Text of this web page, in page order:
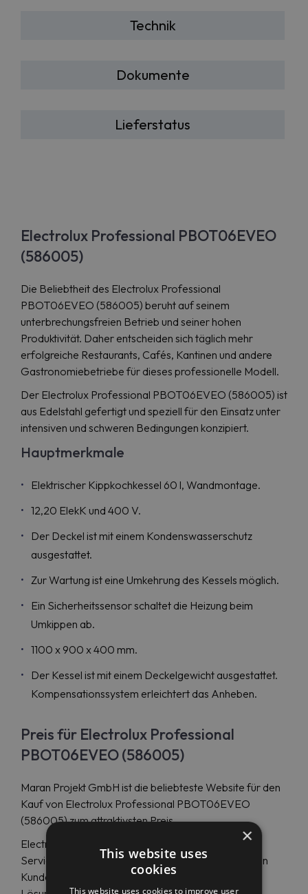
Technik
Dokumente
Lieferstatus
Electrolux Professional PBOT06EVEO
(586005)
Die Beliebtheit des Electrolux Professional
PBOT06EVEO (586005) beruht auf seinem
unterbrechungsfreien Betrieb und seiner hohen
Produktivität. Daher entscheiden sich täglich mehr
erfolgreiche Restaurants, Cafés, Kantinen und andere
Gastronomiebetriebe für dieses professionelle Modell.
Der Electrolux Professional PBOT06EVEO (586005) ist
aus Edelstahl gefertigt und speziell für den Einsatz unter
intensiven und schweren Bedingungen konzipiert.
Hauptmerkmale
Elektrischer Kippkochkessel 60 l, Wandmontage.
12,20 ElekK und 400 V.
Der Deckel ist mit einem Kondenswasserschutz
ausgestattet.
Zur Wartung ist eine Umkehrung des Kessels möglich.
Ein Sicherheitssensor schaltet die Heizung beim
Umkippen ab.
1100 x 900 x 400 mm.
Der Kessel ist mit einem Deckelgewicht ausgestattet.
Kompensationssystem erleichtert das Anheben.
Preis für Electrolux Professional
PBOT06EVEO (586005)
Maran Projekt GmbH ist die beliebteste Website für den
Kauf von Electrolux Professional PBOT06EVEO
(586005) zum attraktivsten Preis.
Electrolux Professional folgt den internationalen
Servicetrends seiner Kategorie und garantiert seinen
Kunden so Sicherheit, Vertrauen und langfristige
×
This website uses
cookies
This website uses cookies to improve user